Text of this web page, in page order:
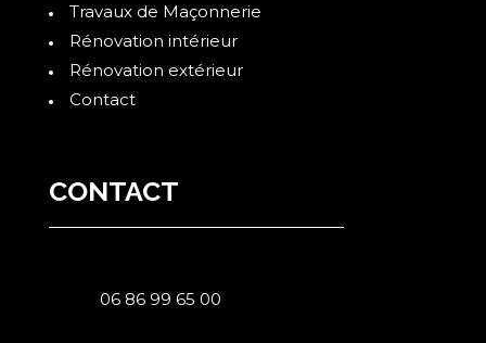
Travaux de Maçonnerie
Rénovation intérieur
Rénovation extérieur
Contact
CONTACT
06 86 99 65 00